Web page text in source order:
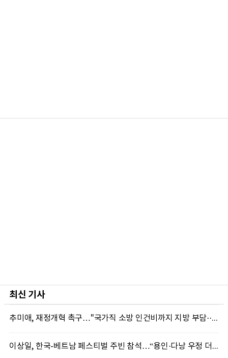
최신 기사
추미애, 재정개혁 촉구…"국가직 소방 인건비까지 지방 부담···이대로는 못 버틴다"
이상일, 한국-베트남 페스티벌 주빈 참석…“용인·다낭 우정 더 깊어질 것”